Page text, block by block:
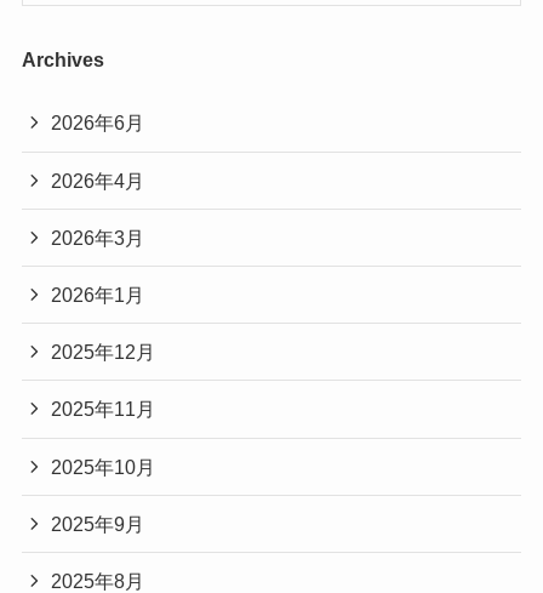
Archives
2026年6月
2026年4月
2026年3月
2026年1月
2025年12月
2025年11月
2025年10月
2025年9月
2025年8月